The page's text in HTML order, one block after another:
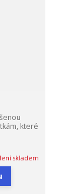
které
skladem